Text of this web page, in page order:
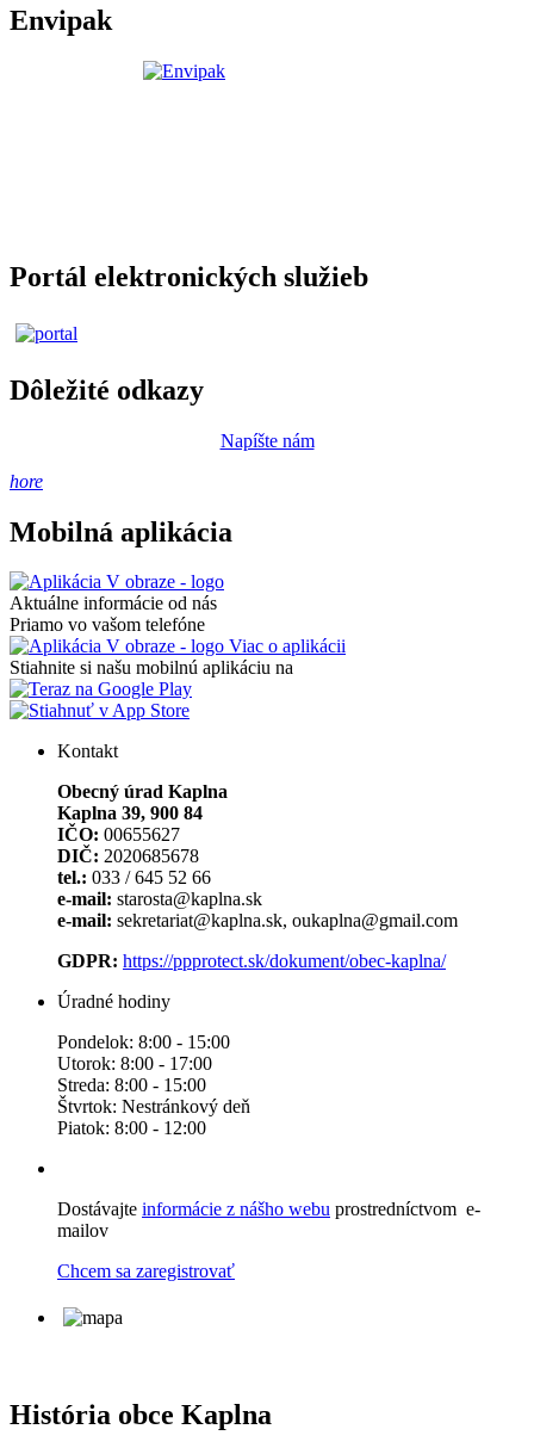
Envipak
Portál elektronických služieb
Dôležité odkazy
Napíšte nám
hore
Mobilná aplikácia
Aktuálne informácie od nás
Priamo vo vašom telefóne
Viac o aplikácii
Stiahnite si našu mobilnú aplikáciu na
Kontakt
Obecný úrad Kaplna
Kaplna 39, 900 84
IČO: 00655627
DIČ: 2020685678
tel.: 033 / 645 52 66
e-mail: starosta@kaplna.sk
e-mail: sekretariat@kaplna.sk, oukaplna@gmail.com
GDPR: https://ppprotect.sk/dokument/obec-kaplna/
Úradné hodiny
Pondelok: 8:00 - 15:00
Utorok: 8:00 - 17:00
Streda: 8:00 - 15:00
Štvrtok: Nestránkový deň
Piatok: 8:00 - 12:00
Dostávajte informácie z nášho webu prostredníctvom e-
mailov
Chcem sa zaregistrovať
História obce Kaplna